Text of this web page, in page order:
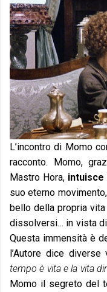
L’incontro di Momo
racconto. Momo,
Mastro Hora, intuisce
suo eterno
bello della propria
dissolversi… in vista di
Questa immensità è
l’Autore dice
tempo è vita e la vita
Momo il segreto del